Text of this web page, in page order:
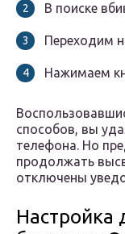
В поиске
Переходим
Нажимаем
способов, вы
телефона. Но
продолжать
отключены